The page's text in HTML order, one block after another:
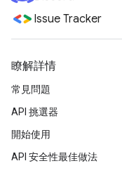
Issue Tracker
瞭解詳情
常見問題
API 挑選器
開始使用
API 安全性最佳做法